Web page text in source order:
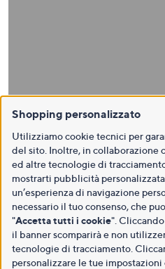
Shopping personalizzato
Utilizziamo cookie tecnici per
del sito. Inoltre, in collaborazione
ed altre tecnologie di
mostrarti pubblicità
un’esperienza di navigazione
necessario il tuo consenso, che
"Accetta tutti i cookie". Cliccando
il banner scomparirà e non
tecnologie di tracciamento.
personalizzare le tue